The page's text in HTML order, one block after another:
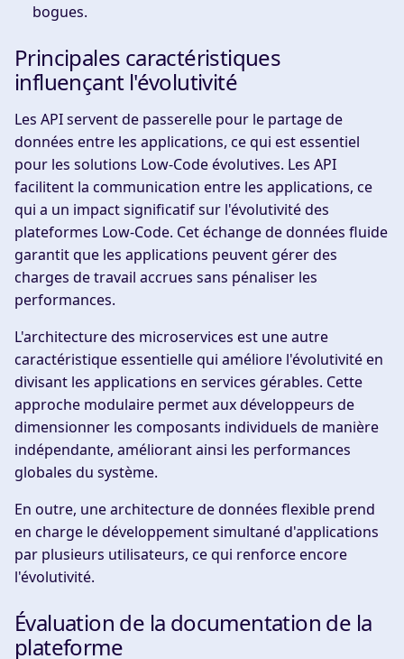
bogues.
Principales caractéristiques
influençant l'évolutivité
Les API servent de passerelle pour le partage de
données entre les applications, ce qui est essentiel
pour les solutions Low-Code évolutives. Les API
facilitent la communication entre les applications, ce
qui a un impact significatif sur l'évolutivité des
plateformes Low-Code. Cet échange de données fluide
garantit que les applications peuvent gérer des
charges de travail accrues sans pénaliser les
performances.
L'architecture des microservices est une autre
caractéristique essentielle qui améliore l'évolutivité en
divisant les applications en services gérables. Cette
approche modulaire permet aux développeurs de
dimensionner les composants individuels de manière
indépendante, améliorant ainsi les performances
globales du système.
En outre, une architecture de données flexible prend
en charge le développement simultané d'applications
par plusieurs utilisateurs, ce qui renforce encore
l'évolutivité.
Évaluation de la documentation de la
plateforme